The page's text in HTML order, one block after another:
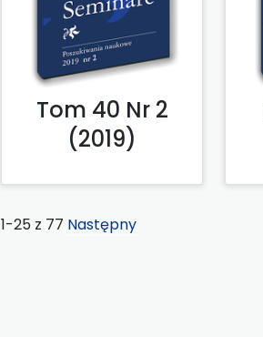
Tom 40 Nr 2
(2019)
1-25 z 77 Następny